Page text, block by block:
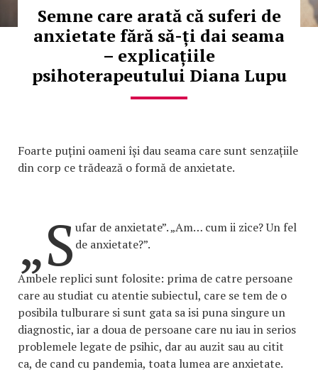
Semne care arată că suferi de
anxietate fără să-ți dai seama
– explicațiile
psihoterapeutului Diana Lupu
Foarte puțini oameni își dau seama care sunt senzațiile
din corp ce trădează o formă de anxietate.
„Sufar de anxietate”. „Am… cum ii zice? Un fel
de anxietate?”.
Ambele replici sunt folosite: prima de catre persoane
care au studiat cu atentie subiectul, care se tem de o
posibila tulburare si sunt gata sa isi puna singure un
diagnostic, iar a doua de persoane care nu iau in serios
problemele legate de psihic, dar au auzit sau au citit
ca, de cand cu pandemia, toata lumea are anxietate.